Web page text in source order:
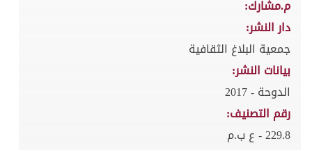
م.مشارك:
دار النشر:
جمعية البلاغ الثقافية
بيانات النشر:
الدوحة - 2017
رقم التصنيف:
229.8 - ع ب.م